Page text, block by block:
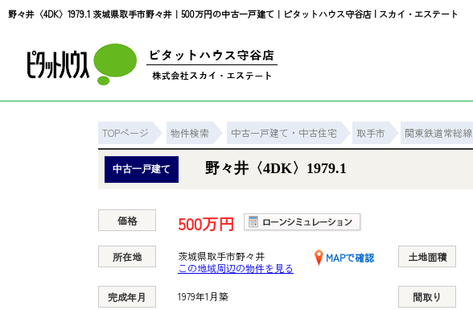
野々井〈4DK〉1979.1 茨城県取手市野々井｜500万円の中古一戸建て｜ピタットハウス守谷店 | スカイ・エステート
TOPページ 物件検索 中古一戸建て・中古住宅 取手市 関東鉄道常総線
中古一戸建て 野々井〈4DK〉1979.1
価格 500万円
所在地 茨城県取手市野々井 MAPで確認
この地域周辺の物件を見る
土地面積
完成年月 1979年1月築 間取り